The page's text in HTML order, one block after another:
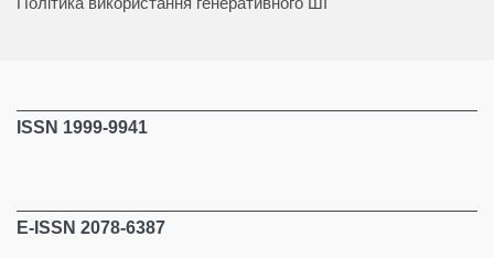
ISSN 1999-9941
E-ISSN 2078-6387